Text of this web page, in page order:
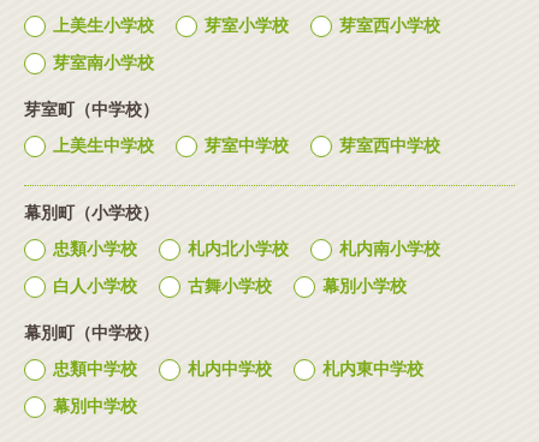
上美生小学校
芽室小学校
芽室西小学校
芽室南小学校
芽室町（中学校）
上美生中学校
芽室中学校 芽室西中学校
幕別町（小学校）
忠類小学校
札内北小学校
札内南小学校
白人小学校
古舞小学校 幕別小学校
幕別町（中学校）
忠類中学校
札内中学校
札内東中学校
幕別中学校